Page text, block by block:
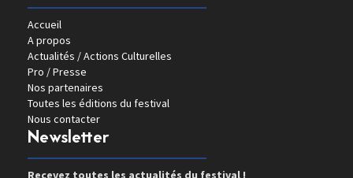
Accueil
A propos
Actualités / Actions Culturelles
Pro / Presse
Nos partenaires
Toutes les éditions du festival
Nous contacter
Newsletter
Recevez toutes les actualités du festival !